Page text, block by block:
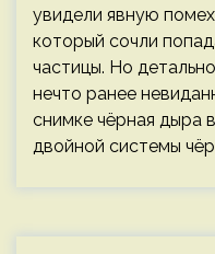
увидели явную
который сочли
частицы. Но
нечто ранее
снимке чёрная дыра
двойной системы